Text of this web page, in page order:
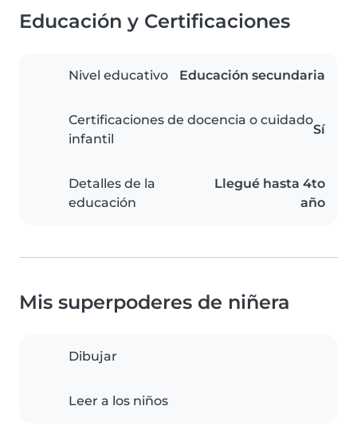
Educación y Certificaciones
Nivel educativo Educación secundaria
Certificaciones de docencia o cuidado
infantil
Sí
Detalles de la
educación
Llegué hasta 4to
año
Mis superpoderes de niñera
Dibujar
Leer a los niños